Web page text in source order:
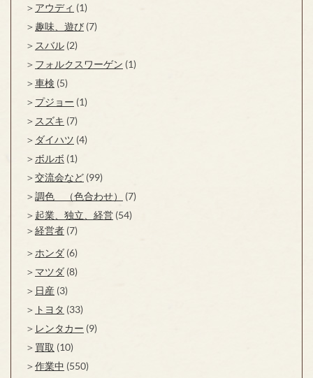
アウディ (1)
趣味、遊び (7)
スバル (2)
フォルクスワーゲン (1)
車検 (5)
プジョー (1)
スズキ (7)
ダイハツ (4)
ボルボ (1)
交流会など (99)
調色 （色合わせ）
(7)
起業、独立、経営 (54)
経営者 (7)
ホンダ (6)
マツダ (8)
日産 (3)
トヨタ (33)
レンタカー (9)
買取 (10)
作業中 (550)